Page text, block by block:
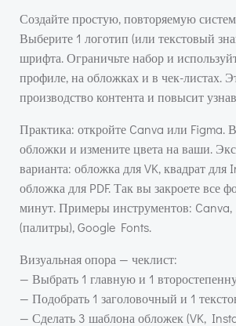
Создайте простую, повторяемую
Выберите 1 логотип (или текстовый
шрифта. Ограничьте набор и
профиле, на обложках и в чек-листах.
производство контента и повысит
Практика: откройте Canva или Figma.
обложки и измените цвета на ваши.
варианта: обложка для VK, квадрат для
обложка для PDF. Так вы закроете все
минут. Примеры инструментов:
(палитры), Google Fonts.
Визуальная опора — чеклист:
— Выбрать 1 главную и 1
— Подобрать 1 заголовочный и 1
— Сделать 3 шаблона обложек (VK,